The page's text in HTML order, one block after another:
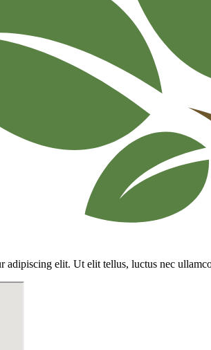
adipiscing elit. Ut elit tellus, luctus nec